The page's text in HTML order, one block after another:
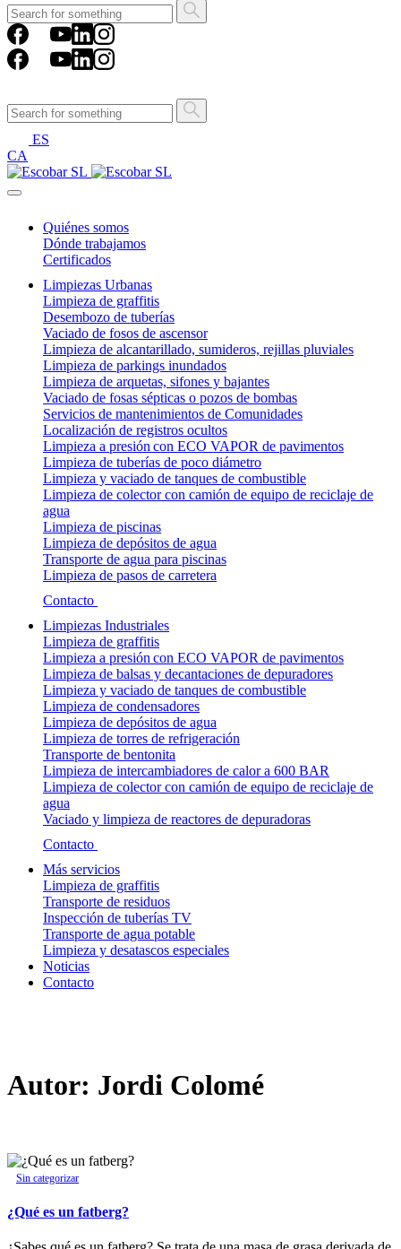
ES
CA
Quiénes somos
Dónde trabajamos
Certificados
Limpiezas Urbanas
Limpieza de graffitis
Desembozo de tuberías
Vaciado de fosos de ascensor
Limpieza de alcantarillado, sumideros, rejillas pluviales
Limpieza de parkings inundados
Limpieza de arquetas, sifones y bajantes
Vaciado de fosas sépticas o pozos de bombas
Servicios de mantenimientos de Comunidades
Localización de registros ocultos
Limpieza a presión con ECO VAPOR de pavimentos
Limpieza de tuberías de poco diámetro
Limpieza y vaciado de tanques de combustible
Limpieza de colector con camión de equipo de reciclaje de
agua
Limpieza de piscinas
Limpieza de depósitos de agua
Transporte de agua para piscinas
Limpieza de pasos de carretera
Contacto
Limpiezas Industriales
Limpieza de graffitis
Limpieza a presión con ECO VAPOR de pavimentos
Limpieza de balsas y decantaciones de depuradores
Limpieza y vaciado de tanques de combustible
Limpieza de condensadores
Limpieza de depósitos de agua
Limpieza de torres de refrigeración
Transporte de bentonita
Limpieza de intercambiadores de calor a 600 BAR
Limpieza de colector con camión de equipo de reciclaje de
agua
Vaciado y limpieza de reactores de depuradoras
Contacto
Más servicios
Limpieza de graffitis
Transporte de residuos
Inspección de tuberías TV
Transporte de agua potable
Limpieza y desatascos especiales
Noticias
Contacto
Autor: Jordi Colomé
Sin categorizar
¿Qué es un fatberg?